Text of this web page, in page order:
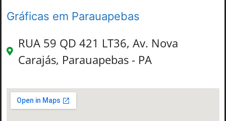
Gráficas em Parauapebas
RUA 59 QD 421 LT36, Av. Nova
Carajás, Parauapebas - PA